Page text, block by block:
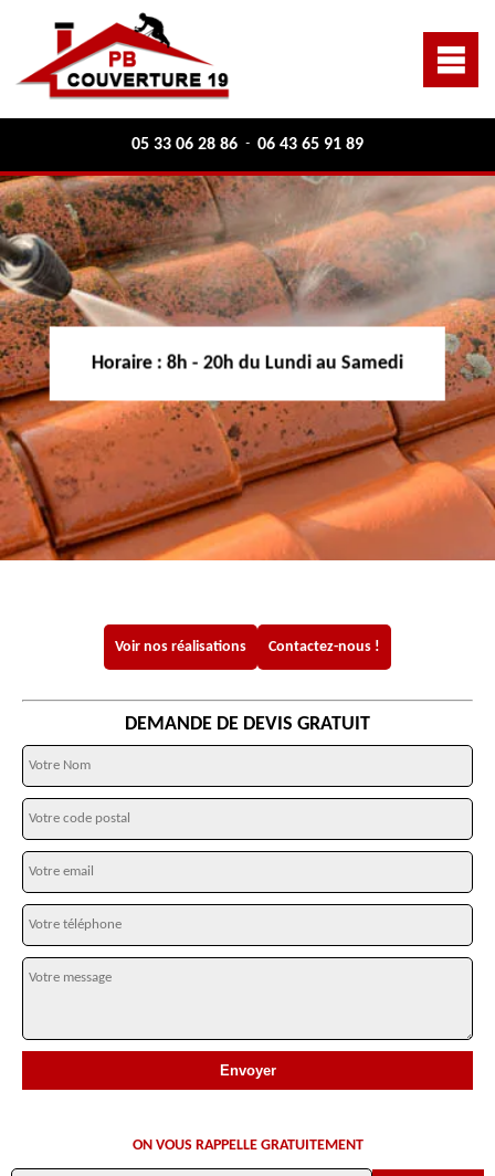
05 33 06 28 86 - 06 43 65 91 89
Horaire : 8h - 20h du Lundi au Samedi
Voir nos réalisations Contactez-nous !
DEMANDE DE DEVIS GRATUIT
ON VOUS RAPPELLE GRATUITEMENT